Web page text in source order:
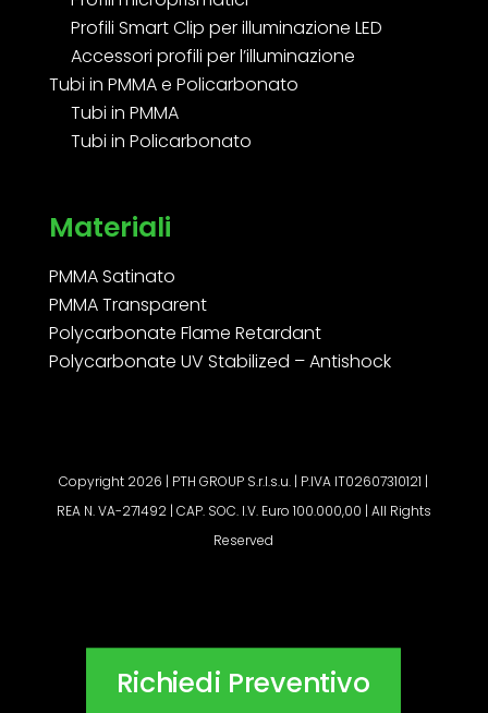
Profili Smart Clip per illuminazione LED
Accessori profili per l’illuminazione
Tubi in PMMA e Policarbonato
Tubi in PMMA
Tubi in Policarbonato
Materiali
PMMA Satinato
PMMA Transparent
Polycarbonate Flame Retardant
Polycarbonate UV Stabilized – Antishock
Copyright 2026 | PTH GROUP S.r.l.s.u. | P.IVA IT02607310121 |
REA N. VA-271492 | CAP. SOC. I.V. Euro 100.000,00 | All Rights
Reserved
Richiedi Preventivo